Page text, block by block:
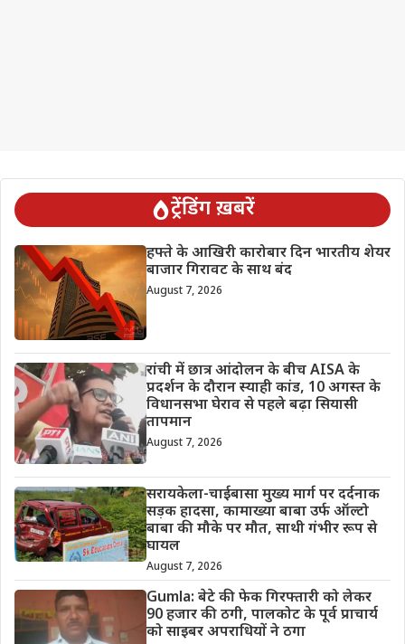
ट्रेंडिंग ख़बरें
हफ्ते के आखिरी कारोबार दिन भारतीय शेयर
बाजार गिरावट के साथ बंद
August 7, 2026
रांची में छात्र आंदोलन के बीच AISA के
प्रदर्शन के दौरान स्याही कांड, 10 अगस्त के
विधानसभा घेराव से पहले बढ़ा सियासी
तापमान
August 7, 2026
सरायकेला-चाईबासा मुख्य मार्ग पर दर्दनाक
सड़क हादसा, कामाख्या बाबा उर्फ ऑल्टो
बाबा की मौके पर मौत, साथी गंभीर रूप से
घायल
August 7, 2026
Gumla: बेटे की फेक गिरफ्तारी को लेकर
90 हजार की ठगी, पालकोट के पूर्व प्राचार्य
को साइबर अपराधियों ने ठगा